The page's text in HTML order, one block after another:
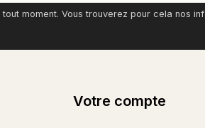
moment. Vous trouverez pour cela nos
Votre compte